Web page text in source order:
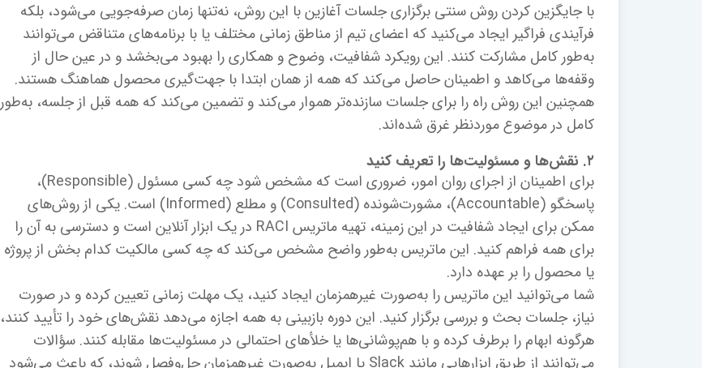
با جایگزین کردن روش سنتی برگزاری جلسات آغازین با این روش، نه‌تنها زمان صرفه‌جویی می‌شود، بلکه
فرآیندی فراگیر ایجاد می‌کنید که اعضای تیم از مناطق زمانی مختلف یا با برنامه‌های متناقض می‌توانند
به‌طور کامل مشارکت کنند. این رویکرد شفافیت، وضوح و همکاری را بهبود می‌بخشد و در عین حال از
وقفه‌ها می‌کاهد و اطمینان حاصل می‌کند که همه از همان ابتدا با جهت‌گیری محصول هماهنگ هستند.
همچنین این روش راه را برای جلسات سازنده‌تر هموار می‌کند و تضمین می‌کند که همه قبل از جلسه، به‌طور
کامل در موضوع موردنظر غرق شده‌اند.
۲. نقش‌ها و مسئولیت‌ها را تعریف کنید
برای اطمینان از اجرای روان امور، ضروری است که مشخص شود چه کسی مسئول (Responsible)،
پاسخگو (Accountable)، مشورت‌شونده (Consulted) و مطلع (Informed) است. یکی از روش‌های
ممکن برای ایجاد شفافیت در این زمینه، تهیه ماتریس RACI در یک ابزار آنلاین است و دسترسی به آن را
برای همه فراهم کنید. این ماتریس به‌طور واضح مشخص می‌کند که چه کسی مالکیت کدام بخش از پروژه
یا محصول را بر عهده دارد.
شما می‌توانید این ماتریس را به‌صورت غیرهمزمان ایجاد کنید، یک مهلت زمانی تعیین کرده و در صورت
نیاز، جلسات بحث و بررسی برگزار کنید. این دوره بازبینی به همه اجازه می‌دهد نقش‌های خود را تأیید کنند،
هرگونه ابهام را برطرف کرده و با هم‌پوشانی‌ها یا خلأهای احتمالی در مسئولیت‌ها مقابله کنند. سؤالات
می‌توانند از طریق ابزارهایی مانند Slack یا ایمیل به‌صورت غیرهمزمان حل‌وفصل شوند، که باعث می‌شود